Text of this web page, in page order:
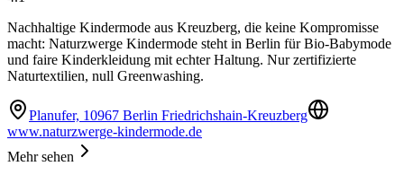
Nachhaltige Kindermode aus Kreuzberg, die keine Kompromisse
macht: Naturzwerge Kindermode steht in Berlin für Bio-Babymode
und faire Kinderkleidung mit echter Haltung. Nur zertifizierte
Naturtextilien, null Greenwashing.
Planufer, 10967 Berlin Friedrichshain-Kreuzberg
www.naturzwerge-kindermode.de
Mehr sehen